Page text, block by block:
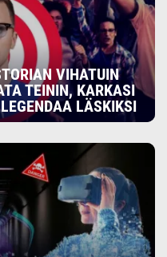
VIHATUIN
TEININ, KARKASI
LÄSKIKSI